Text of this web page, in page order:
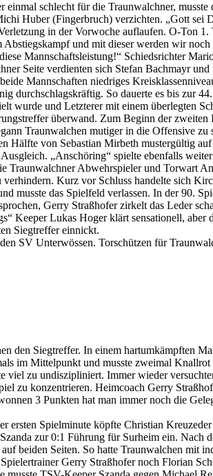
schlecht für die Traunwalchner, musste
Huber (Fingerbruch) verzichten. „Gott sei
in der Vorwoche auflaufen. O-Ton
und mit dieser werden wir
Mannschaftsleistung!“ Schiedsrichter
Seite verdienten sich Stefan Bachmayr und
Mannschaften niedriges
durchschlagskräftig. So dauerte es bis zur
wurde und Letzterer mit einem überlegten
überwand. Zum Beginn der zweiten
Traunwalchen mutiger in die Offensive zu
Hälfte von Sebastian Mirbeth mustergültig
„Anschöring“ spielte ebenfalls
Traunwalchner Abwehrspieler und Torwart
Kurz vor Schluss handelte sich
musste das Spielfeld verlassen. In der 90.
Gerry Straßhofer zirkelt das Leder
Keeper Lukas Hoger klärt sensationell, aber
Siegtreffer einnickt.
SV Unterwössen. Torschützen für
den Siegtreffer. In einem hartumkämpften
im Mittelpunkt und musste zweimal
viel zu undiszipliniert. Immer wieder
zu konzentrieren. Heimcoach Gerry
3 Punkten hat man immer noch die
ersten Spielminute köpfte Christian
zur 0:1 Führung für Surheim ein. Nach
beiden Seiten. So hatte Traunwalchen mit
Gerry Straßhofer noch Florian